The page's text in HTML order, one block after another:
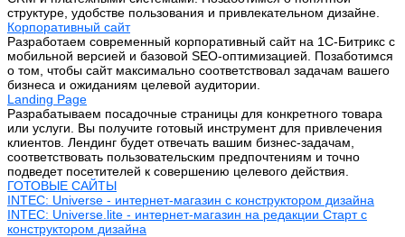
структуре, удобстве пользования и привлекательном дизайне.
Корпоративный сайт
Разработаем современный корпоративный сайт на 1С-Битрикс с
мобильной версией и базовой SEO-оптимизацией. Позаботимся
о том, чтобы сайт максимально соответствовал задачам вашего
бизнеса и ожиданиям целевой аудитории.
Landing Page
Разрабатываем посадочные страницы для конкретного товара
или услуги. Вы получите готовый инструмент для привлечения
клиентов. Лендинг будет отвечать вашим бизнес-задачам,
соответствовать пользовательским предпочтениям и точно
подведет посетителей к совершению целевого действия.
ГОТОВЫЕ САЙТЫ
INTEC: Universe - интернет-магазин с конструктором дизайна
INTEC: Universe.lite - интернет-магазин на редакции Старт с
конструктором дизайна